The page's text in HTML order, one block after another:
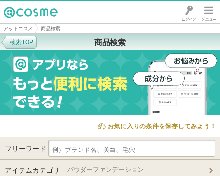
@cosme
アットコスメ 商品検索
商品検索
検索TOP
お気に入りの条件を保存してみよう！
フリーワード
アイテムカテゴリ パウダーファンデーション